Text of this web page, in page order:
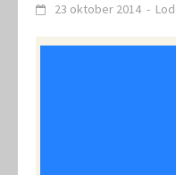
23 oktober 2014 -